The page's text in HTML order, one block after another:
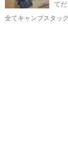
て
全てキャンプスタッ